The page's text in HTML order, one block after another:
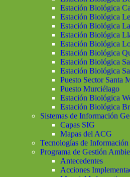
Estación Biológica
Estación Biológica
Estación Biológica
Estación Biológica
Estación Biológica
Estación Biológica
Estación Biológica
Estación Biológica
Puesto Sector Santa
Puesto Murciélago
Estación Biológica
Estación Biológica
Sistemas de Información
Capas SIG
Mapas del ACG
Tecnologías de
Programa de Gestión
Antecedentes
Acciones